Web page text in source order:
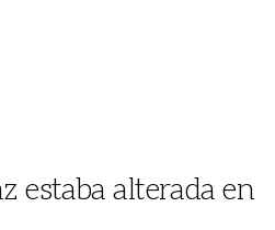
estaba alterada en